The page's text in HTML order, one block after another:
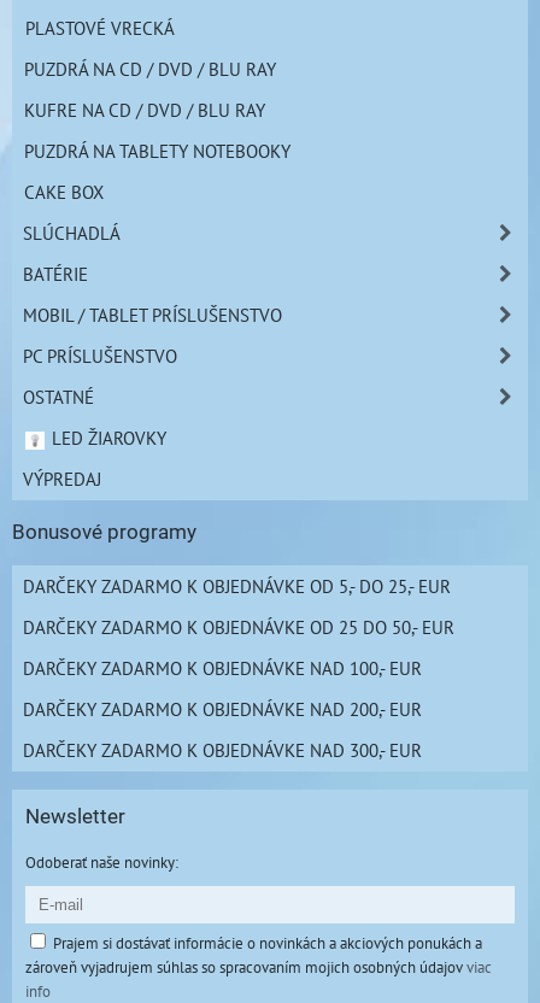
PLASTOVÉ VRECKÁ
PUZDRÁ NA CD / DVD / BLU RAY
KUFRE NA CD / DVD / BLU RAY
PUZDRÁ NA TABLETY NOTEBOOKY
CAKE BOX
SLÚCHADLÁ
BATÉRIE
MOBIL / TABLET PRÍSLUŠENSTVO
PC PRÍSLUŠENSTVO
OSTATNÉ
LED ŽIAROVKY
VÝPREDAJ
Bonusové programy
DARČEKY ZADARMO K OBJEDNÁVKE OD 5,- DO 25,- EUR
DARČEKY ZADARMO K OBJEDNÁVKE OD 25 DO 50,- EUR
DARČEKY ZADARMO K OBJEDNÁVKE NAD 100,- EUR
DARČEKY ZADARMO K OBJEDNÁVKE NAD 200,- EUR
DARČEKY ZADARMO K OBJEDNÁVKE NAD 300,- EUR
Newsletter
Odoberať naše novinky:
Prajem si dostávať informácie o novinkách a akciových ponukách a
zároveň vyjadrujem súhlas so spracovaním mojich osobných údajovviac
info